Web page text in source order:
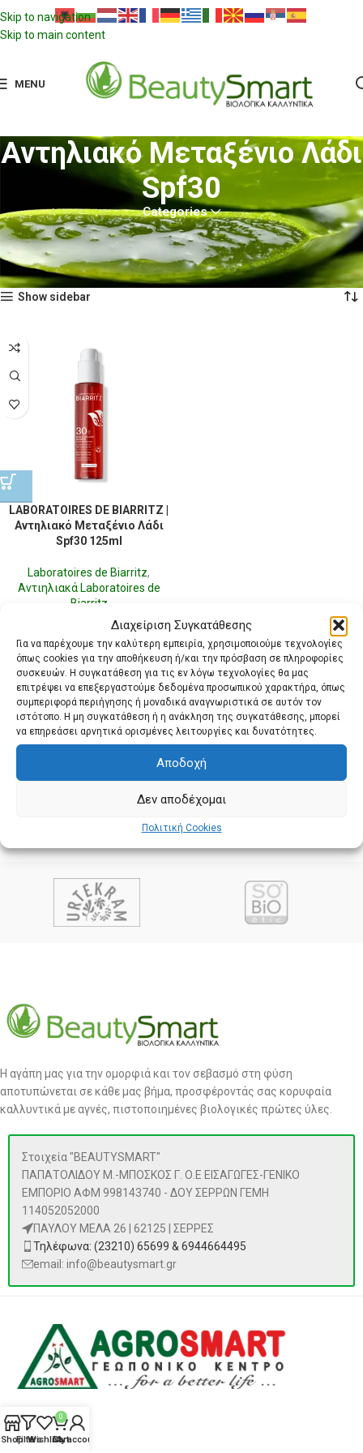
Διαχείριση Συγκατάθεσης
Για να παρέχουμε την καλύτερη εμπειρία, χρησιμοποιούμε τεχνολογίες
όπως cookies για την αποθήκευση ή/και την πρόσβαση σε πληροφορίες
συσκευών. Η συγκατάθεση για τις εν λόγω τεχνολογίες θα μας
επιτρέψει να επεξεργαστούμε δεδομένα προσωπικού χαρακτήρα, όπως
συμπεριφορά περιήγησης ή μοναδικά αναγνωριστικά σε αυτόν τον
ιστότοπο. Η μη συγκατάθεση ή η ανάκληση της συγκατάθεσης, μπορεί
να επηρεάσει αρνητικά ορισμένες λειτουργίες και δυνατότητες.
Αποδοχή
Δεν αποδέχομαι
Πολιτική Cookies
Skip to navigation
Skip to main content
MENU
Αντηλιακό Μεταξένιο Λάδι
Spf30
Categories
Αρχική σελίδα
Προϊόντα με ετικέτα “Αντηλιακό Μεταξένιο Λάδι Spf30”
Εμφάνιση του μοναδικού αποτελέσματος
Show sidebar
LABORATOIRES DE BIARRITZ |
Αντηλιακό Μεταξένιο Λάδι
Spf30 125ml
Laboratoires de Biarritz,
Αντιηλιακά Laboratoires de
Biarritz
με ΦΠΑ
Η αγάπη μας για την ομορφιά και τον σεβασμό στη φύση
αποτυπώνεται σε κάθε μας βήμα, προσφέροντάς σας κορυφαία
καλλυντικά με αγνές, πιστοποιημένες βιολογικές πρώτες ύλες.
Στοιχεία "BEAUTYSMART"
ΠΑΠΑΤΟΛΙΔΟΥ Μ.-ΜΠΟΣΚΟΣ Γ. Ο.Ε ΕΙΣΑΓΩΓΕΣ-ΓΕΝΙΚΟ
ΕΜΠΟΡΙΟ ΑΦΜ 998143740 - ΔΟΥ ΣΕΡΡΩΝ ΓΕΜΗ
114052052000
ΠΑΥΛΟΥ ΜΕΛΑ 26 | 62125 | ΣΕΡΡΕΣ
Τηλέφωνα: (23210) 65699 & 6944664495
email: info@beautysmart.gr
ΠΡΟΪΌΝΤΑ
ShopFiltersWishlist
0
Cart
My account